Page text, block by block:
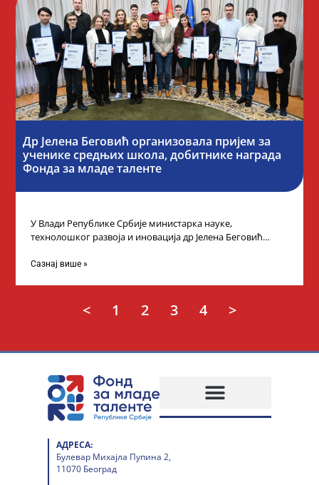
Др Јелена Беговић организовала пријем за
ученике средњих школа, добитнике награда
Фонда за младе таленте
У Влади Републике Србије министарка науке,
технолошког развоја и иновација др Јелена Беговић
Сазнај више »
< 1 2 3 4 >
АДРЕСА:
Булевар Михајла Пупина 2,
11070 Београд